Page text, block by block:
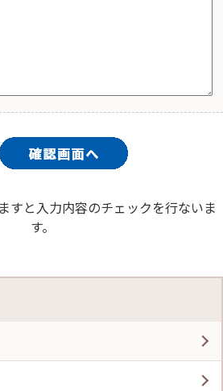
すと入力内容のチェックを行ないま
す。